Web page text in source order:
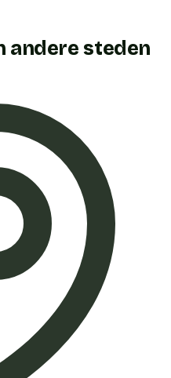
andere steden